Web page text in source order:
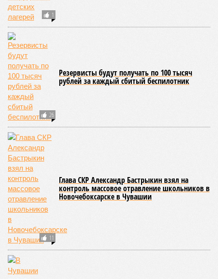
1
26
Резервисты будут получать по 100 тысяч
рублей за каждый сбитый беспилотник
11
Глава СКР Александр Бастрыкин взял на
контроль массовое отравление школьников в
Новочебоксарске в Чувашии